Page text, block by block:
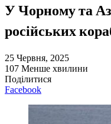
У Чорному та
російських
25 Червня, 2025
107 Менше хвилини
Поділитися
Facebook